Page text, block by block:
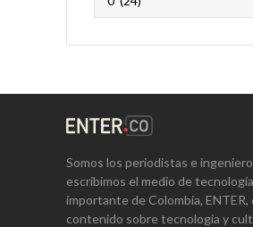
Somos los periodistas e
escribimos el medio de
importante de Colombia, ENTER,
contenido sobre tecnología y